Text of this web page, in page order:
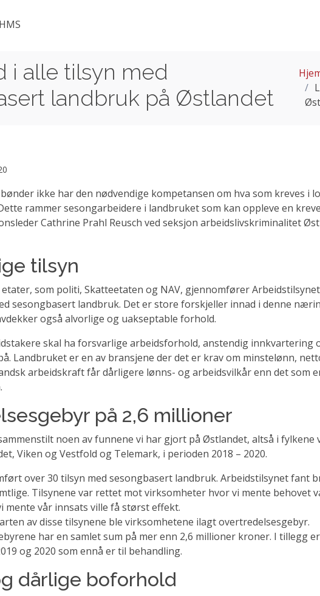
i alle tilsyn med
landbruk på Østlandet
ikke har den nødvendige kompetansen om hva som kreves i
rammer sesongarbeidere i landbruket som kan oppleve en
Cathrine Prahl Reusch ved seksjon arbeidslivskriminalitet
tilsyn
etater, som politi, Skatteetaten og NAV, gjennomfører
sesongbasert landbruk. Det er store forskjeller innad i denne
også alvorlige og uakseptable forhold.
skal ha forsvarlige arbeidsforhold, anstendig innkvartering
Landbruket er en av bransjene der det er krav om minstelønn,
arbeidskraft får dårligere lønns- og arbeidsvilkår enn det som
på 2,6 millioner
noen av funnene vi har gjort på Østlandet, altså i fylkene
Viken og Vestfold og Telemark, i perioden 2018 – 2020.
over 30 tilsyn med sesongbasert landbruk. Arbeidstilsynet fant
Tilsynene var rettet mot virksomheter hvor vi mente behovet
mente vår innsats ville få størst effekt.
av disse tilsynene ble virksomhetene ilagt overtredelsesgebyr.
har en samlet sum på mer enn 2,6 millioner kroner. I tillegg
og 2020 som ennå er til behandling.
dårlige boforhold